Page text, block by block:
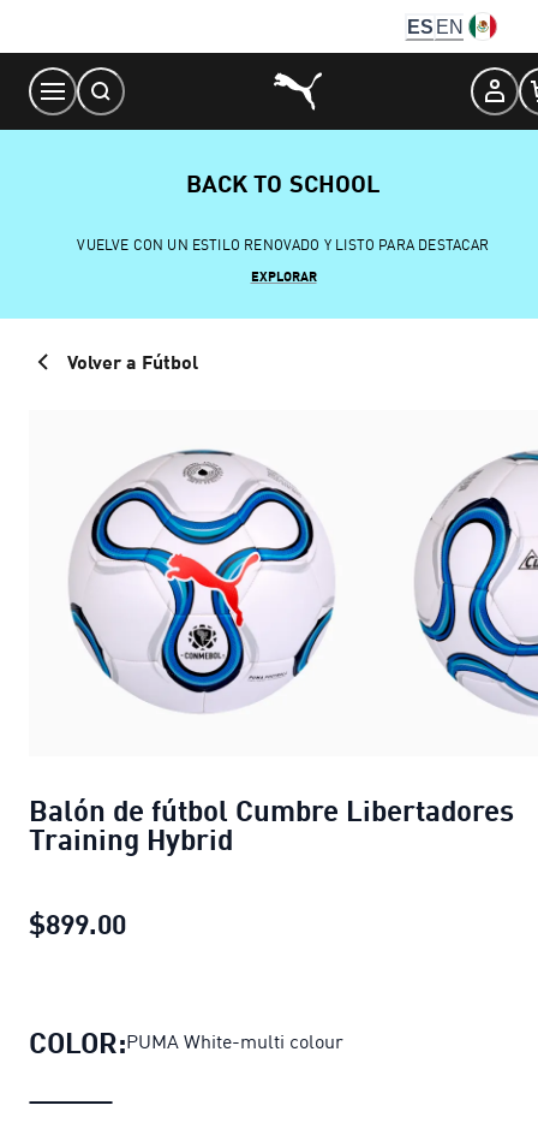
Content
ES EN
BACK TO SCHOOL
VUELVE CON UN ESTILO RENOVADO Y LISTO PARA DESTACAR
EXPLORAR
Volver a Fútbol
Balón de fútbol Cumbre Libertadores
Training Hybrid
$899.00
COLOR:PUMA White-multi colour